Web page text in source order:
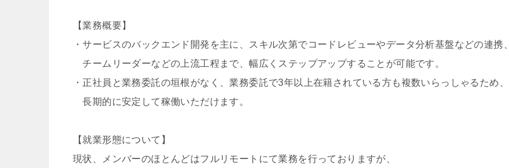
【業務概要】
・サービスのバックエンド開発を主に、スキル次第でコードレビューやデータ分析基盤などの連携、
チームリーダーなどの上流工程まで、幅広くステップアップすることが可能です。
・正社員と業務委託の垣根がなく、業務委託で3年以上在籍されている方も複数いらっしゃるため、
長期的に安定して稼働いただけます。
【就業形態について】
現状、メンバーのほとんどはフルリモートにて業務を行っておりますが、